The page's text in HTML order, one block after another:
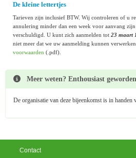
De kleine lettertjes
Tarieven zijn inclusief BTW. Wij controleren of u
annulering minder dan een week voor aanvang
verschuldigd. U kunt zich aanmelden tot 23 maart
niet meer dat we uw aanmelding kunnen
voorwaarden (.pdf).
Meer weten? Enthousiast
De organisatie van deze bijeenkomst is in handen
Contact